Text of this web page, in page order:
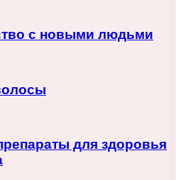
с новыми людьми
для здоровья